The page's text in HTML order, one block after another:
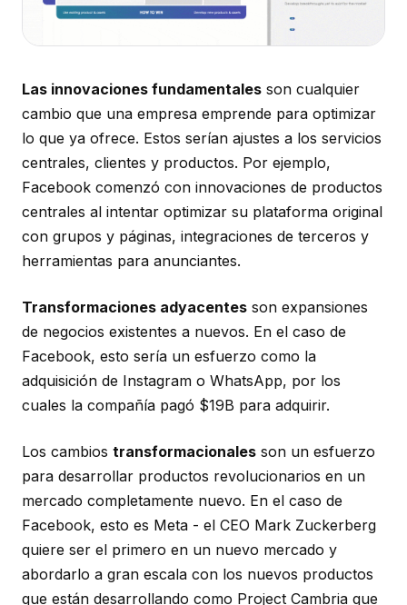
Las innovaciones fundamentales son cualquier
cambio que una empresa emprende para optimizar
lo que ya ofrece. Estos serían ajustes a los servicios
centrales, clientes y productos. Por ejemplo,
Facebook comenzó con innovaciones de productos
centrales al intentar optimizar su plataforma original
con grupos y páginas, integraciones de terceros y
herramientas para anunciantes.
Transformaciones adyacentes son expansiones
de negocios existentes a nuevos. En el caso de
Facebook, esto sería un esfuerzo como la
adquisición de Instagram o WhatsApp, por los
cuales la compañía pagó $19B para adquirir.
Los cambios transformacionales son un esfuerzo
para desarrollar productos revolucionarios en un
mercado completamente nuevo. En el caso de
Facebook, esto es Meta - el CEO Mark Zuckerberg
quiere ser el primero en un nuevo mercado y
abordarlo a gran escala con los nuevos productos
que están desarrollando como Project Cambria que